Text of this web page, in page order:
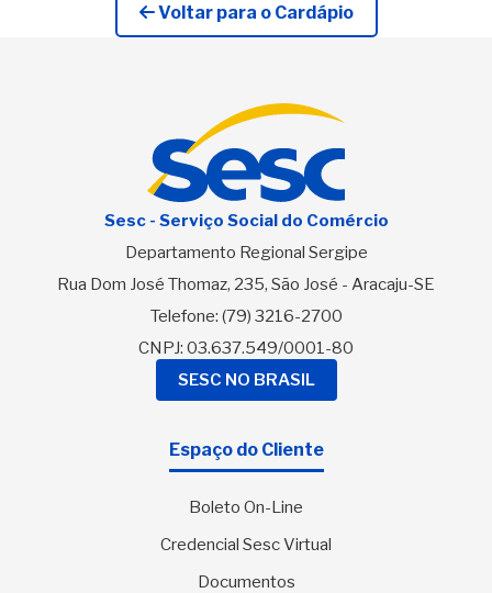
Voltar para o Cardápio
Sesc - Serviço Social do Comércio
Departamento Regional Sergipe
Rua Dom José Thomaz, 235, São José - Aracaju-SE
Telefone: (79) 3216-2700
CNPJ: 03.637.549/0001-80
SESC NO BRASIL
Espaço do Cliente
Boleto On-Line
Credencial Sesc Virtual
Documentos